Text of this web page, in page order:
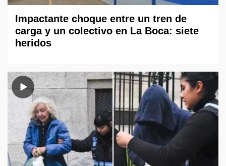
Impactante choque entre un tren de
carga y un colectivo en La Boca: siete
heridos